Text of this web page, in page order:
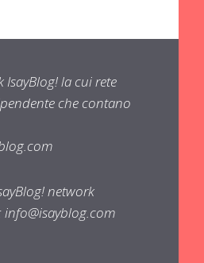
IsayBlog! la cui rete
che contano
network
info@isayblog.com